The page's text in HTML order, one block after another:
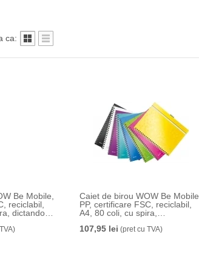
ca:
reciclabil,
dictando
Caiet de birou WOW Be Mobile,
PP, certificare FSC, reciclabil,
A4, 80 coli, cu spira,
107,95 lei (pret cu TVA)